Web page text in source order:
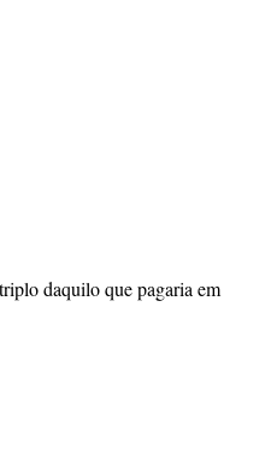
daquilo que pagaria em